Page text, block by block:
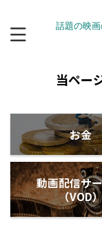
話題の映
当ペー
お金
動画配信サ
（VOD）